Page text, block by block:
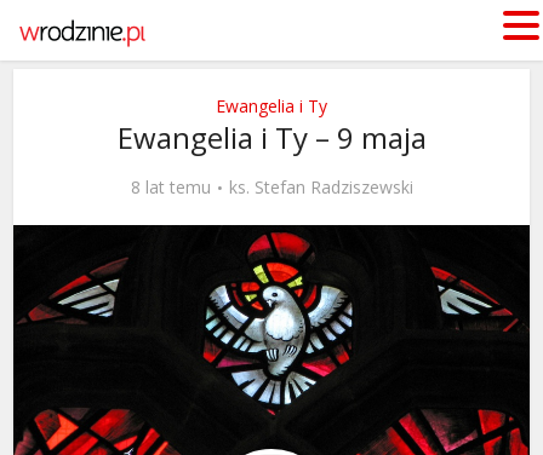
Ewangelia i Ty
Ewangelia i Ty – 9 maja
8 lat temu ks. Stefan Radziszewski